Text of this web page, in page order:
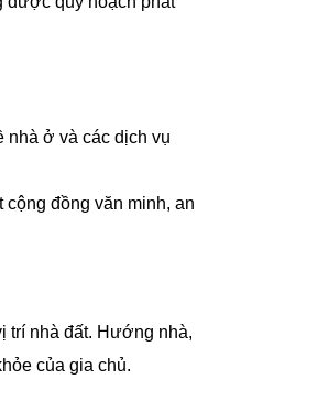
nhà ở và các dịch vụ
đồng văn minh, an
trí nhà đất. Hướng nhà,
của gia chủ.